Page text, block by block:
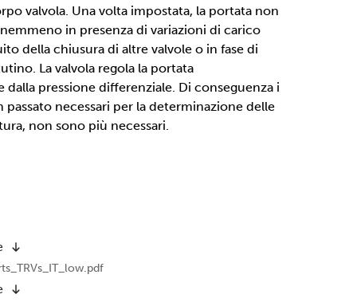
valvola. Una volta impostata, la portata non
in presenza di variazioni di carico
della chiusura di altre valvole o in fase di
La valvola regola la portata
pressione differenziale. Di conseguenza i
passato necessari per la determinazione delle
non sono più necessari.